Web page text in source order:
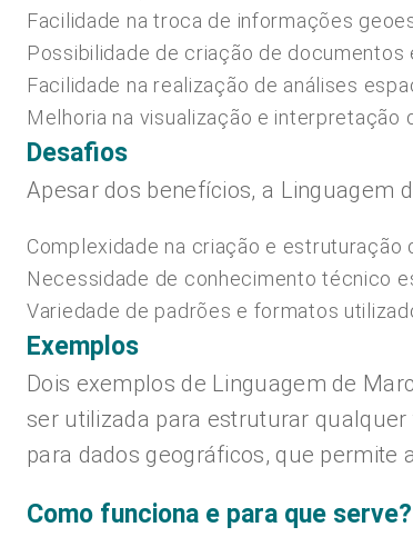
Facilidade na troca de informações
Possibilidade de criação de
Facilidade na realização de análises
Melhoria na visualização e interpretação
Desafios
Apesar dos benefícios, a Linguagem
Complexidade na criação e estruturação
Necessidade de conhecimento técnico
Variedade de padrões e formatos
Exemplos
Dois exemplos de Linguagem de
ser utilizada para estruturar
para dados geográficos, que permite
Como funciona e para que serve?